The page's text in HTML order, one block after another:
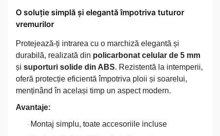
O soluție simplă și elegantă împotriva tuturor
vremurilor
Protejează-ți intrarea cu o marchiză elegantă și
durabilă, realizată din policarbonat celular de 5 mm
și suporturi solide din ABS. Rezistentă la intemperii,
oferă protecție eficientă împotriva ploii și soarelui,
menținând în același timp un aspect modern.
Avantaje:
· Montaj simplu, toate accesoriile incluse